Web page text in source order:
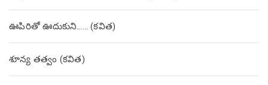
ఊపిరితో ఊదుకుని…… (కవిత)
శూన్య తత్వం (కవిత)